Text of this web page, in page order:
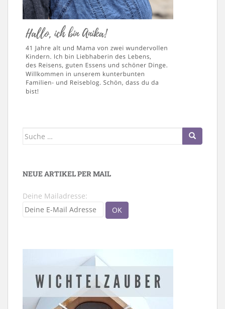
Suche
NEUE ARTIKEL PER MAIL
Deine Mailadresse: